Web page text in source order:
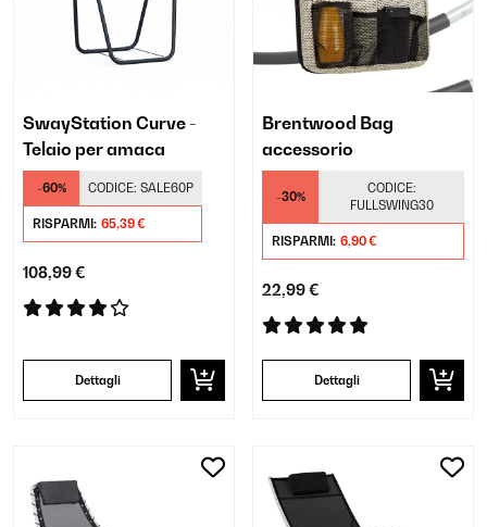
SwayStation Curve -
Telaio per amaca
-60% CODICE: SALE60P
RISPARMI: 65,39 €
108,99 €
Dettagli
Brentwood Bag
accessorio
-30%
CODICE:
FULLSWING30
RISPARMI: 6,90 €
22,99 €
Dettagli